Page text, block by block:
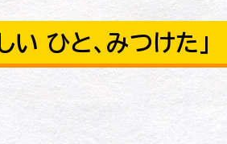
い ひと、みつけた」